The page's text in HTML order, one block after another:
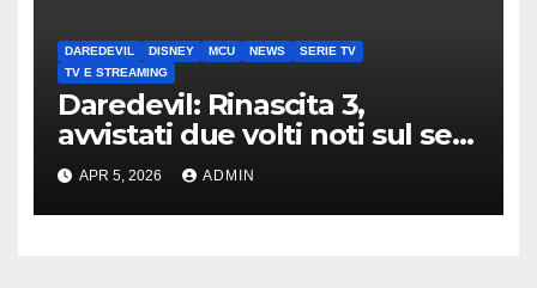
DAREDEVIL DISNEY MCU NEWS
SERIE TV
TV E STREAMING
Daredevil: Rinascita 3,
avvistati due volti noti sul set
di New York
APR 5, 2026 ADMIN